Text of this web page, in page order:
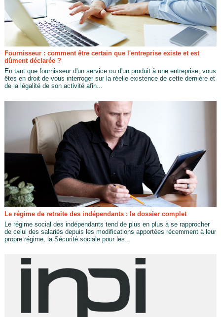
Fournisseur : comment être certain que l'entreprise existe et est
dûment déclarée ?
En tant que fournisseur d'un service ou d'un produit à une entreprise, vous
êtes en droit de vous interroger sur la réelle existence de cette dernière et
de la légalité de son activité afin...
Le régime de retraite des indépendants : le dossier complet
Le régime social des indépendants tend de plus en plus à se rapprocher
de celui des salariés depuis les modifications apportées récemment à leur
propre régime, la Sécurité sociale pour les...